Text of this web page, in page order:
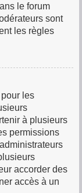
le forum
sont
les règles
les
à plusieurs
permissions
accorder des
accès à un